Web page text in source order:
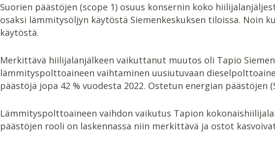
Suorien päästöjen (scope 1) osuus konsernin koko
osaksi lämmitysöljyn käytöstä Siemenkeskuksen tiloissa. Noin
käytöstä.
Merkittävä hiilijalanjälkeen vaikuttanut muutos oli Tapio
lämmityspolttoaineen vaihtaminen uusiutuvaan
päästöjä jopa 42 % vuodesta 2022. Ostetun energian päästöjen
Lämmityspolttoaineen vaihdon vaikutus Tapion
päästöjen rooli on laskennassa niin merkittävä ja ostot